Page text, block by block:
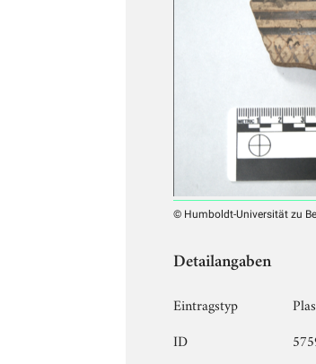
© Humboldt-Universität zu
Detailangaben
Eintragstyp
ID